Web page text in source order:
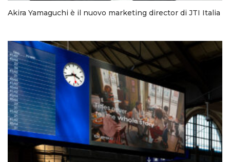
Akira Yamaguchi è il nuovo marketing director di JTI Italia